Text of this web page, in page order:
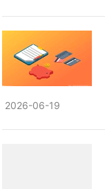
2026-06-19